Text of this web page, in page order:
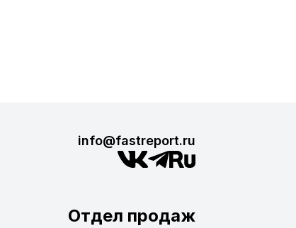
info@fastreport.ru
Отдел продаж